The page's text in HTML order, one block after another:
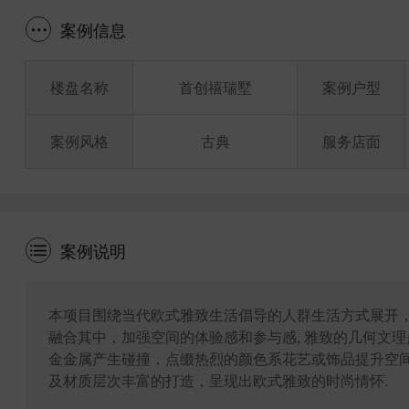
案例信息
楼盘名称
案例风格
首创禧瑞墅
古典
案例户型
服务店面
案例说明
本项目围绕当代欧式雅致生活倡导的人群生活方式展
融合其中，加强空间的体验感和参与感, 雅致的几何文
金金属产生碰撞，点缀热烈的颜色系花艺或饰品提升
及材质层次丰富的打造，呈现出欧式雅致的时尚情怀.